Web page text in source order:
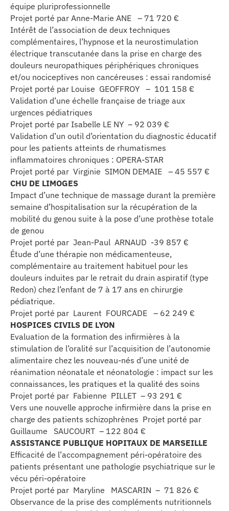
équipe pluriprofessionnelle
Projet porté par Anne-Marie ANE – 71 720 €
Intérêt de l’association de deux techniques
complémentaires, l’hypnose et la neurostimulation
électrique transcutanée dans la prise en charge des
douleurs neuropathiques périphériques chroniques
et/ou nociceptives non cancéreuses : essai randomisé
Projet porté par Louise GEOFFROY – 101 158 €
Validation d’une échelle française de triage aux
urgences pédiatriques
Projet porté par Isabelle LE NY – 92 039 €
Validation d’un outil d’orientation du diagnostic éducatif
pour les patients atteints de rhumatismes
inflammatoires chroniques : OPERA-STAR
Projet porté par Virginie SIMON DEMAIE – 45 557 €
CHU DE LIMOGES
Impact d’une technique de massage durant la première
semaine d’hospitalisation sur la récupération de la
mobilité du genou suite à la pose d’une prothèse totale
de genou
Projet porté par Jean-Paul ARNAUD -39 857 €
Étude d’une thérapie non médicamenteuse,
complémentaire au traitement habituel pour les
douleurs induites par le retrait du drain aspiratif (type
Redon) chez l’enfant de 7 à 17 ans en chirurgie
pédiatrique.
Projet porté par Laurent FOURCADE – 62 249 €
HOSPICES CIVILS DE LYON
Evaluation de la formation des infirmières à la
stimulation de l’oralité sur l’acquisition de l’autonomie
alimentaire chez les nouveau-nés d’une unité de
réanimation néonatale et néonatologie : impact sur les
connaissances, les pratiques et la qualité des soins
Projet porté par Fabienne PILLET – 93 291 €
Vers une nouvelle approche infirmière dans la prise en
charge des patients schizophrènes Projet porté par
Guillaume SAUCOURT – 122 804 €
ASSISTANCE PUBLIQUE HOPITAUX DE MARSEILLE
Efficacité de l’accompagnement péri-opératoire des
patients présentant une pathologie psychiatrique sur le
vécu péri-opératoire
Projet porté par Maryline MASCARIN – 71 826 €
Observance de la prise des compléments nutritionnels